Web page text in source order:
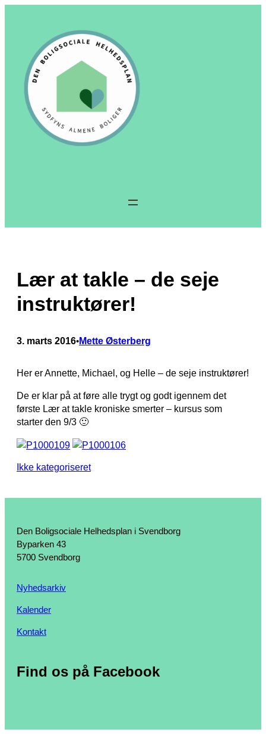
Lær at takle – de seje
instruktører!
3. marts 2016•Mette Østerberg
Her er Annette, Michael, og Helle – de seje instruktører!
De er klar på at føre alle trygt og godt igennem det
første Lær at takle kroniske smerter – kursus som
starter den 9/3 🙂
Ikke kategoriseret
Den Boligsociale Helhedsplan i Svendborg
Byparken 43
5700 Svendborg
Nyhedsarkiv
Kalender
Kontakt
Find os på Facebook